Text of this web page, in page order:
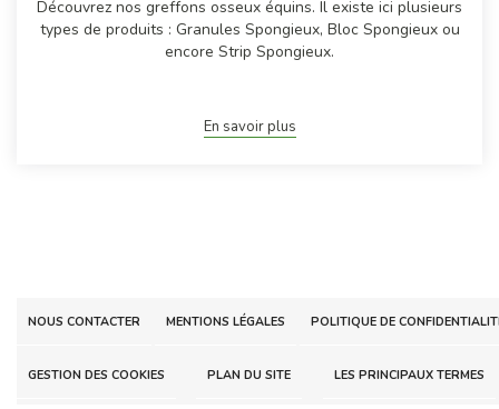
Découvrez nos greffons osseux équins. Il existe ici plusieurs
types de produits : Granules Spongieux, Bloc Spongieux ou
encore Strip Spongieux.
En savoir plus
NOUS CONTACTER MENTIONS LÉGALES POLITIQUE DE
GESTION DES COOKIES PLAN DU SITE LES PRINCIPAUX TERMES